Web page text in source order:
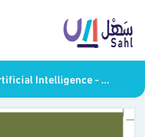
Resource Allocation Problem - Artificial Intelligence - ثالث ثانوي